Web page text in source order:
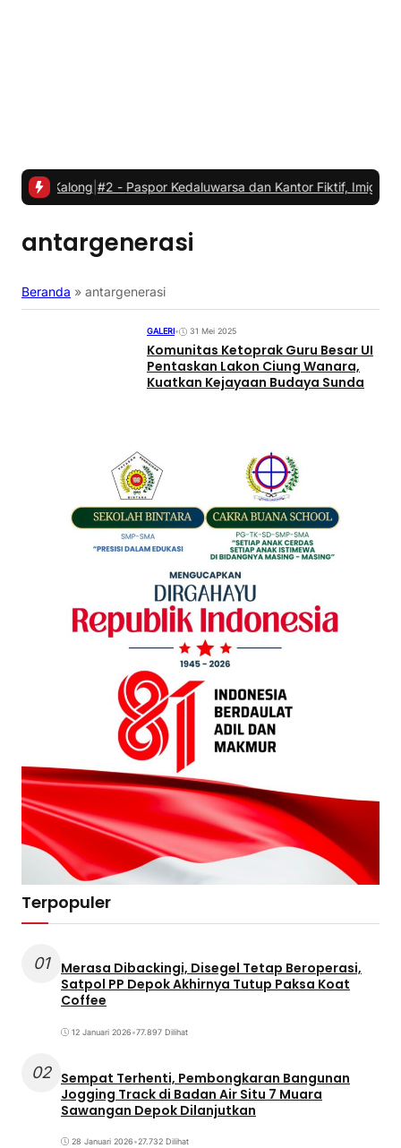
#2 - Paspor Kedaluwarsa dan Kantor Fiktif, Imigrasi Polonia
antargenerasi
Beranda » antargenerasi
GALERI• 31 Mei 2025
Komunitas Ketoprak Guru Besar UI
Pentaskan Lakon Ciung Wanara,
Kuatkan Kejayaan Budaya Sunda
Terpopuler
01
Merasa Dibackingi, Disegel Tetap Beroperasi,
Satpol PP Depok Akhirnya Tutup Paksa Koat
Coffee
12 Januari 2026•77.897 Dilihat
02 Sempat Terhenti, Pembongkaran Bangunan
Jogging Track di Badan Air Situ 7 Muara
Sawangan Depok Dilanjutkan
28 Januari 2026•27.732 Dilihat